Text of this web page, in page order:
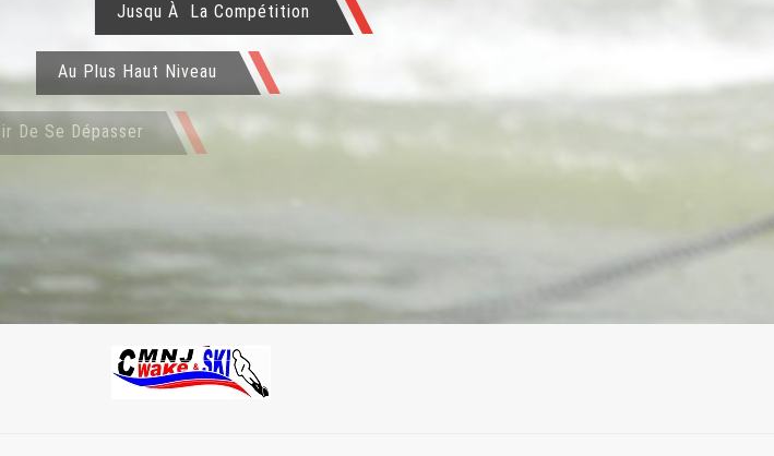
Jusqu À La Compétition
Au Plus Haut Niveau
Pour Le Plaisir De Se Dépasser